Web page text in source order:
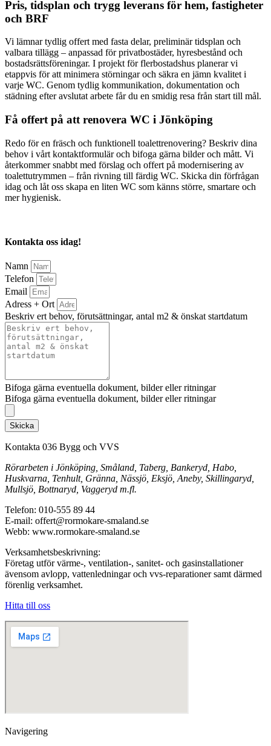
Pris, tidsplan och trygg leverans för hem, fastigheter
och BRF
Vi lämnar tydlig offert med fasta delar, preliminär tidsplan och
valbara tillägg – anpassad för privatbostäder, hyresbestånd och
bostadsrättsföreningar. I projekt för flerbostadshus planerar vi
etappvis för att minimera störningar och säkra en jämn kvalitet i
varje WC. Genom tydlig kommunikation, dokumentation och
städning efter avslutat arbete får du en smidig resa från start till mål.
Få offert på att renovera WC i Jönköping
Redo för en fräsch och funktionell toalettrenovering? Beskriv dina
behov i vårt kontaktformulär och bifoga gärna bilder och mått. Vi
återkommer snabbt med förslag och offert på modernisering av
toalettutrymmen – från rivning till färdig WC. Skicka din förfrågan
idag och låt oss skapa en liten WC som känns större, smartare och
mer hygienisk.
Kontakta oss idag!
Namn
Telefon
Email
Adress + Ort
Beskriv ert behov, förutsättningar, antal m2 & önskat startdatum
Bifoga gärna eventuella dokument, bilder eller ritningar
Bifoga gärna eventuella dokument, bilder eller ritningar
Skicka
Kontakta 036 Bygg och VVS
Rörarbeten i Jönköping, Småland, Taberg, Bankeryd, Habo,
Huskvarna, Tenhult, Gränna, Nässjö, Eksjö, Aneby, Skillingaryd,
Mullsjö, Bottnaryd, Vaggeryd m.fl.
Telefon: 010-555 89 44
E-mail: offert@rormokare-smaland.se
Webb: www.rormokare-smaland.se
Verksamhetsbeskrivning:
Företag utför värme-, ventilation-, sanitet- och gasinstallationer
ävensom avlopp, vattenledningar och vvs-reparationer samt därmed
förenlig verksamhet.
Hitta till oss
Navigering